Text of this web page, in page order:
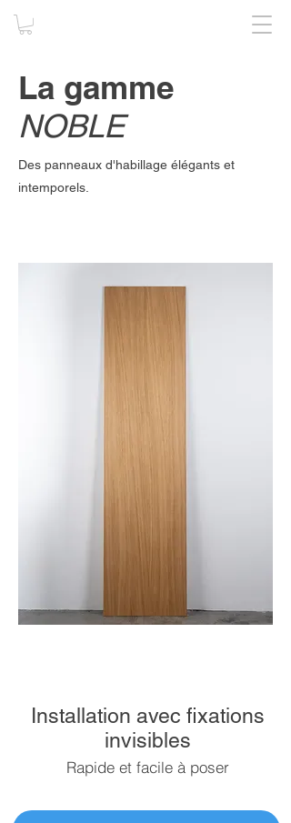
La gamme
NOBLE
Des panneaux d'habillage élégants et
intemporels.
Installation avec fixations
invisibles
Rapide et facile à poser